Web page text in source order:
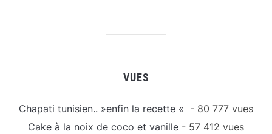
VUES
Chapati tunisien.. »enfin la recette « - 80 777 vues
Cake à la noix de coco et vanille - 57 412 vues